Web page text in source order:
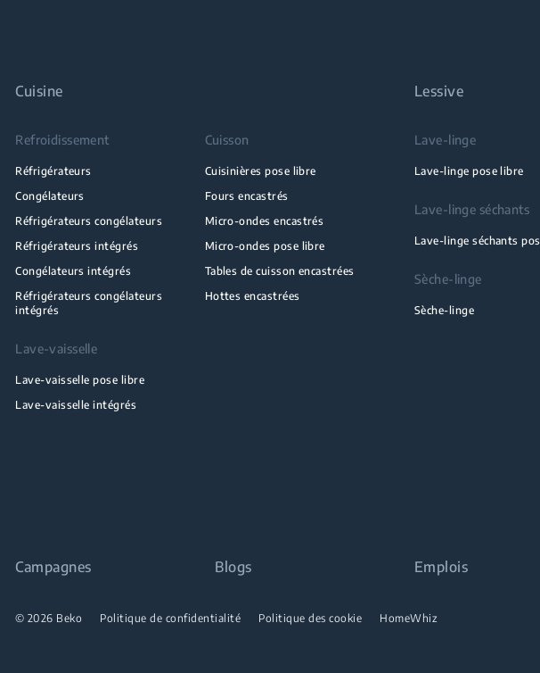
Cuisine
Refroidissement
Réfrigérateurs
Congélateurs
Réfrigérateurs congélateurs
Réfrigérateurs intégrés
Congélateurs intégrés
Réfrigérateurs congélateurs
intégrés
Cuisson
Cuisinières pose libre
Fours encastrés
Micro-ondes encastrés
Micro-ondes pose libre
Tables de cuisson encastrées
Hottes encastrées
Lave-vaisselle
Lave-vaisselle pose libre
Lave-vaisselle intégrés
Lessive
Lave-linge
Lave-linge pose libre
Lave-linge séchants
Lave-linge séchants
Sèche-linge
Sèche-linge
Campagnes Blogs Emplois
© 2026 Beko Politique de confidentialité Politique des cookie HomeWhiz